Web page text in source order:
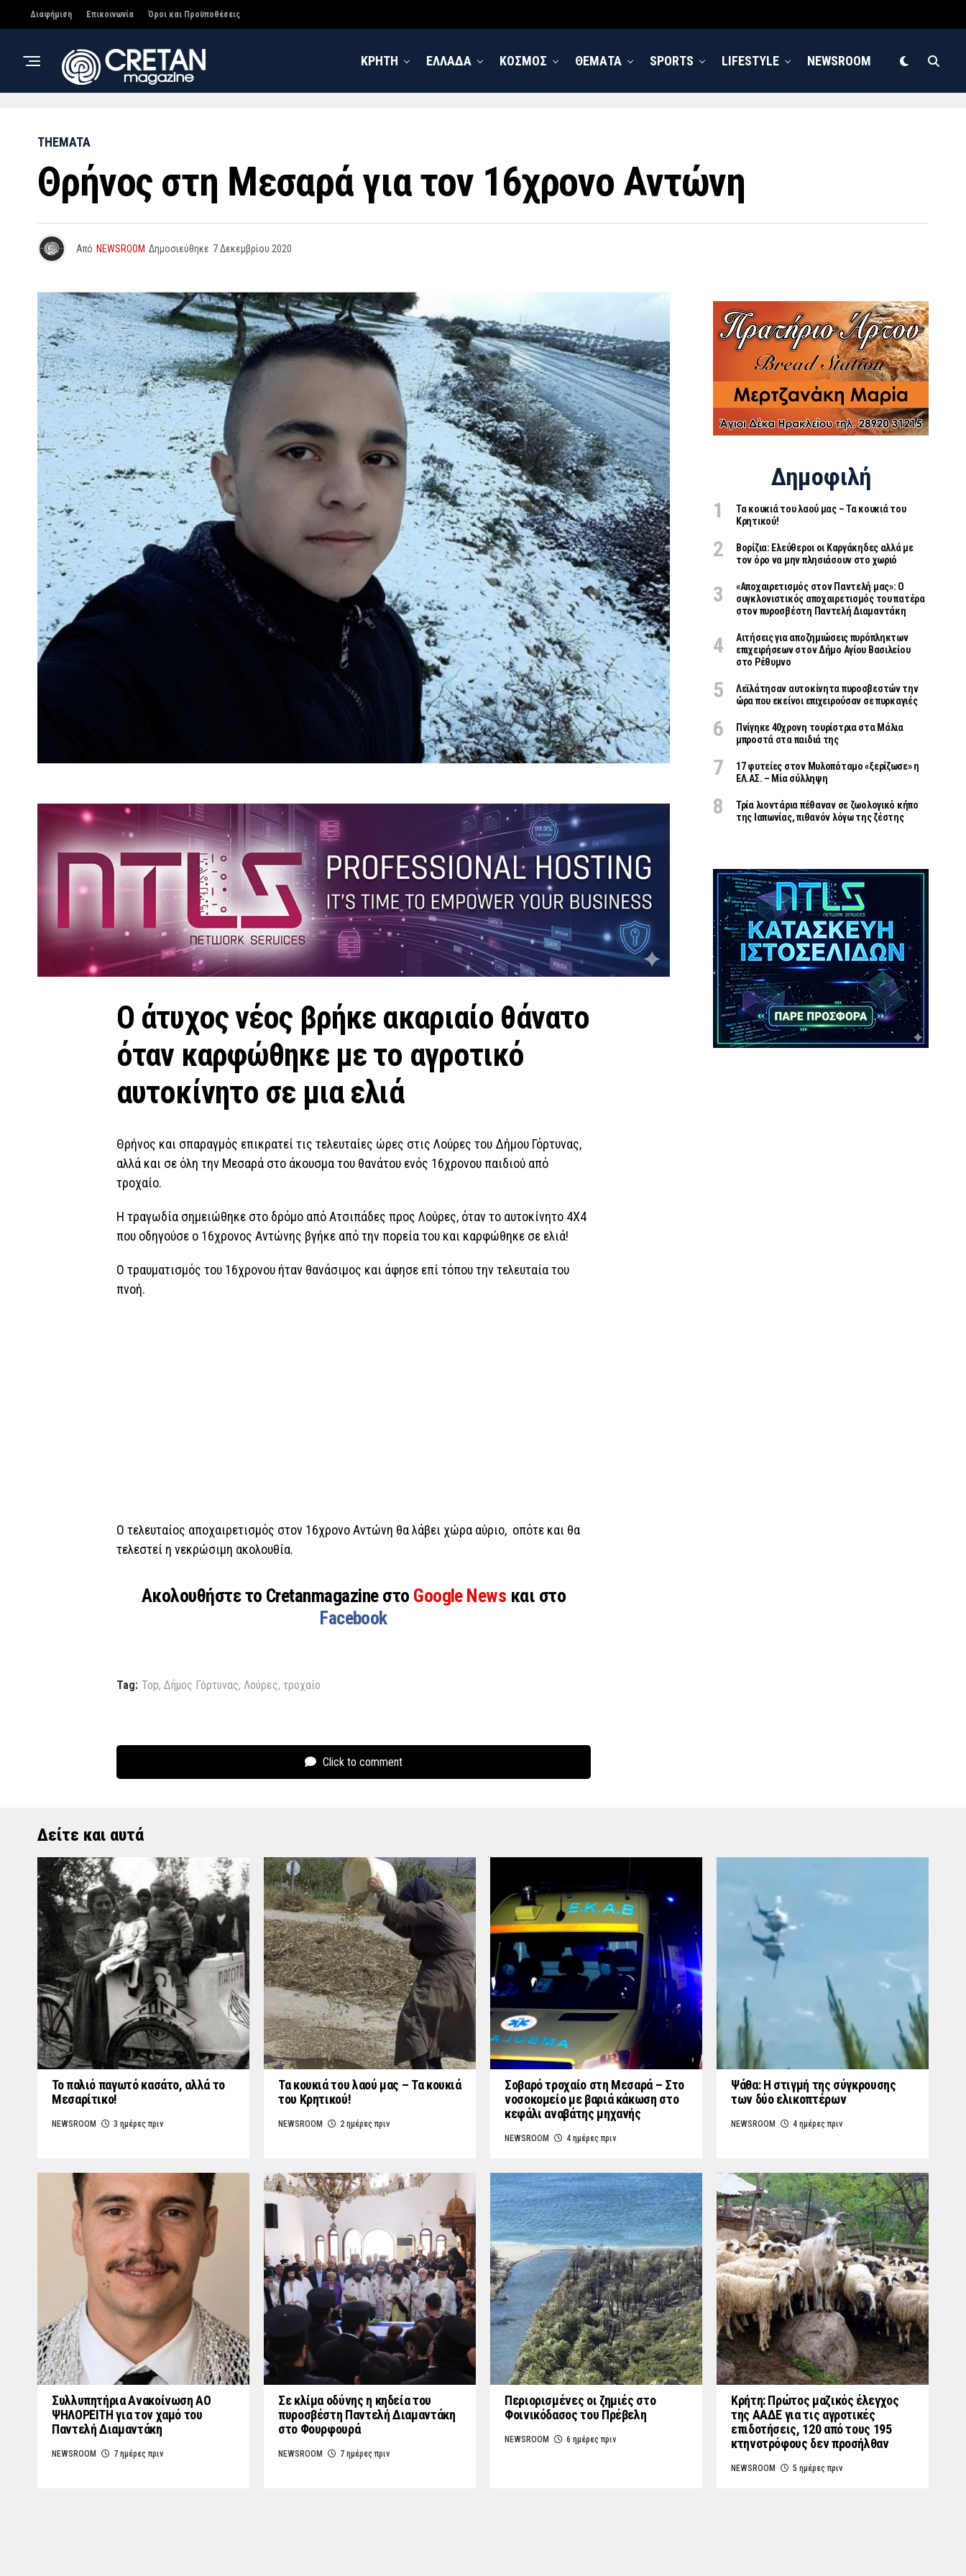
Διαφήμιση Επικοινωνία Όροι και Προϋποθέσεις
ΚΡΗΤΗ ΕΛΛΑΔΑ ΚΟΣΜΟΣ ΘΕΜΑΤΑ SPORTS LIFESTYLE NEWSROOM
THEMATA
Θρήνος στη Μεσαρά για τον 16χρονο Αντώνη
Από NEWSROOM Δημοσιεύθηκε 7 Δεκεμβρίου 2020
Ο άτυχος νέος βρήκε ακαριαίο θάνατο
όταν καρφώθηκε με το αγροτικό
αυτοκίνητο σε μια ελιά
Θρήνος και σπαραγμός επικρατεί τις τελευταίες ώρες στις Λούρες του Δήμου Γόρτυνας,
αλλά και σε όλη την Μεσαρά στο άκουσμα του θανάτου ενός 16χρονου παιδιού από
τροχαίο.
Η τραγωδία σημειώθηκε στο δρόμο από Ατσιπάδες προς Λούρες, όταν το αυτοκίνητο 4Χ4
που οδηγούσε ο 16χρονος Αντώνης βγήκε από την πορεία του και καρφώθηκε σε ελιά!
Ο τραυματισμός του 16χρονου ήταν θανάσιμος και άφησε επί τόπου την τελευταία του
πνοή.
Ο τελευταίος αποχαιρετισμός στον 16χρονο Αντώνη θα λάβει χώρα αύριο, οπότε και θα
τελεστεί η νεκρώσιμη ακολουθία.
Ακολουθήστε το Cretanmagazine στο Google News και στο
Facebook
Tag: Top, Δήμος Γόρτυνας, Λούρες, τροχαίο
Click to comment
Δημοφιλή
Τα κουκιά του λαού μας – Τα κουκιά του
Κρητικού!
Βορίζια: Ελεύθεροι οι Καργάκηδες αλλά με
τον όρο να μην πλησιάσουν στο χωριό
«Aποχαιρετισμός στον Παντελή μας»: Ο
συγκλονιστικός αποχαιρετισμός του πατέρα
στον πυροσβέστη Παντελή Διαμαντάκη
Αιτήσεις για αποζημιώσεις πυρόπληκτων
επιχειρήσεων στον Δήμο Αγίου Βασιλείου
στο Ρέθυμνο
Λεϊλάτησαν αυτοκίνητα πυροσβεστών την
ώρα που εκείνοι επιχειρούσαν σε πυρκαγιές
Πνίγηκε 40χρονη τουρίστρια στα Μάλια
μπροστά στα παιδιά της
17 φυτείες στον Μυλοπόταμο «ξερίζωσε» η
ΕΛ.ΑΣ. – Μία σύλληψη
Τρία λιοντάρια πέθαναν σε ζωολογικό κήπο
της Ιαπωνίας, πιθανόν λόγω της ζέστης
Δείτε και αυτά
Το παλιό παγωτό κασάτο, αλλά το
Μεσαρίτικο!
NEWSROOM 3 ημέρες πριν
Τα κουκιά του λαού μας – Τα κουκιά
του Κρητικού!
NEWSROOM 2 ημέρες πριν
Σοβαρό τροχαίο στη Μεσαρά – Στο
νοσοκομείο με βαριά κάκωση στο
κεφάλι αναβάτης μηχανής
NEWSROOM 4 ημέρες πριν
Ψάθα: Η στιγμή της σύγκρουσης
των δύο ελικοπτέρων
NEWSROOM 4 ημέρες πριν
Συλλυπητήρια Ανακοίνωση ΑΟ
ΨΗΛΟΡΕΙΤΗ για τον χαμό του
Παντελή Διαμαντάκη
NEWSROOM 7 ημέρες πριν
Σε κλίμα οδύνης η κηδεία του
πυροσβέστη Παντελή Διαμαντάκη
στο Φουρφουρά
NEWSROOM 7 ημέρες πριν
Περιορισμένες οι ζημιές στο
Φοινικόδασος του Πρέβελη
NEWSROOM 6 ημέρες πριν
Κρήτη: Πρώτος μαζικός έλεγχος
της ΑΑΔΕ για τις αγροτικές
επιδοτήσεις, 120 από τους 195
κτηνοτρόφους δεν προσήλθαν
NEWSROOM 5 ημέρες πριν